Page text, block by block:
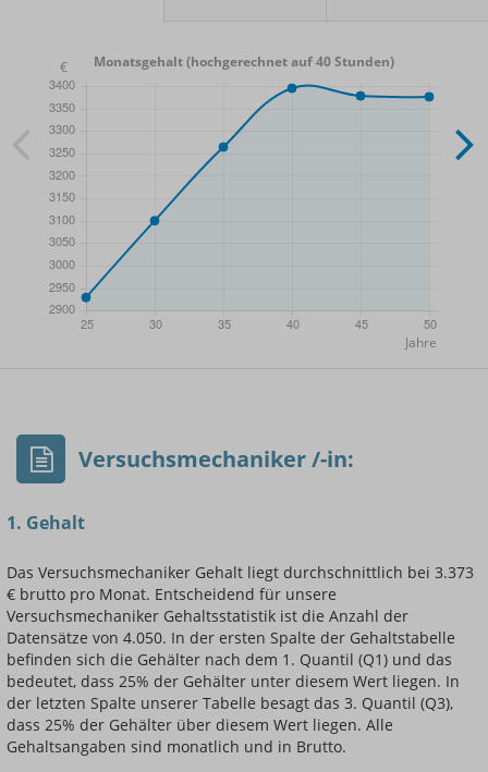
Monatsgehalt (hochgerechnet auf 40 Stunden)
Einsteigerin / Einsteiger
Versuchsmechaniker /-in:
1. Gehalt
Das Versuchsmechaniker Gehalt liegt durchschnittlich bei 3.373
€ brutto pro Monat. Entscheidend für unsere
Versuchsmechaniker Gehaltsstatistik ist die Anzahl der
Datensätze von 4.050. In der ersten Spalte der Gehaltstabelle
befinden sich die Gehälter nach dem 1. Quantil (Q1) und das
bedeutet, dass 25% der Gehälter unter diesem Wert liegen. In
der letzten Spalte unserer Tabelle besagt das 3. Quantil (Q3),
dass 25% der Gehälter über diesem Wert liegen. Alle
Gehaltsangaben sind monatlich und in Brutto.